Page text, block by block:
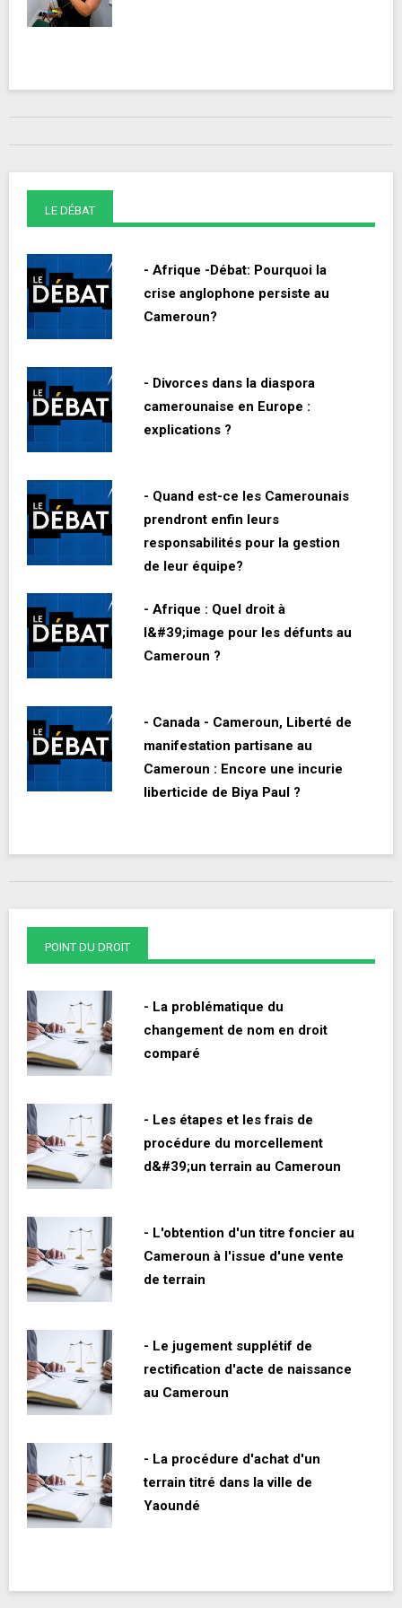
LE DÉBAT
- Afrique -Débat: Pourquoi la
crise anglophone persiste au
Cameroun?
- Divorces dans la diaspora
camerounaise en Europe :
explications ?
- Quand est-ce les Camerounais
prendront enfin leurs
responsabilités pour la gestion
de leur équipe?
- Afrique : Quel droit à
l&#39;image pour les défunts au
Cameroun ?
- Canada - Cameroun, Liberté de
manifestation partisane au
Cameroun : Encore une incurie
liberticide de Biya Paul ?
POINT DU DROIT
- La problématique du
changement de nom en droit
comparé
- Les étapes et les frais de
procédure du morcellement
d&#39;un terrain au Cameroun
- L'obtention d'un titre foncier au
Cameroun à l'issue d'une vente
de terrain
- Le jugement supplétif de
rectification d'acte de naissance
au Cameroun
- La procédure d'achat d'un
terrain titré dans la ville de
Yaoundé